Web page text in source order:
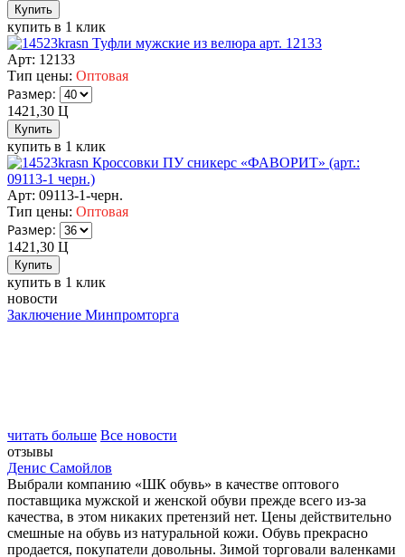
купить в 1 клик
Туфли мужские из велюра арт. 12133
Арт: 12133
Тип цены: Оптовая
Размер:
1421,30 Ц
купить в 1 клик
Кроссовки ПУ сникерс «ФАВОРИТ» (арт.:
09113-1 черн.)
Арт: 09113-1-черн.
Тип цены: Оптовая
Размер:
1421,30 Ц
купить в 1 клик
новости
Заключение Минпромторга
читать больше Все новости
отзывы
Денис Самойлов
Выбрали компанию «ШК обувь» в качестве оптового
поставщика мужской и женской обуви прежде всего из-за
качества, в этом никаких претензий нет. Цены действительно
смешные на обувь из натуральной кожи. Обувь прекрасно
продается, покупатели довольны. Зимой торговали валенками